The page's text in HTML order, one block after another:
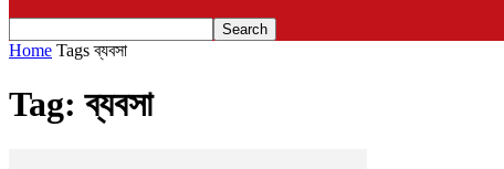
Home Tags ব্যবসা
Tag: ব্যবসা